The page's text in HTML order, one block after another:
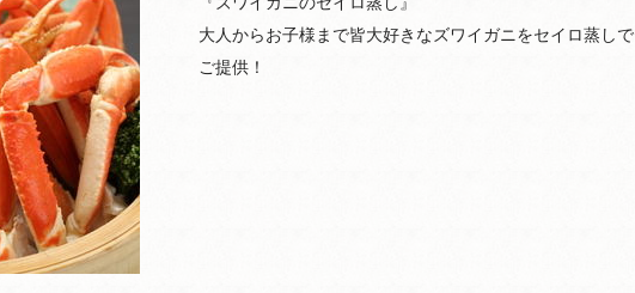
大人からお子様まで皆大好きなズワイガニをセイロ蒸しで
ご提供！